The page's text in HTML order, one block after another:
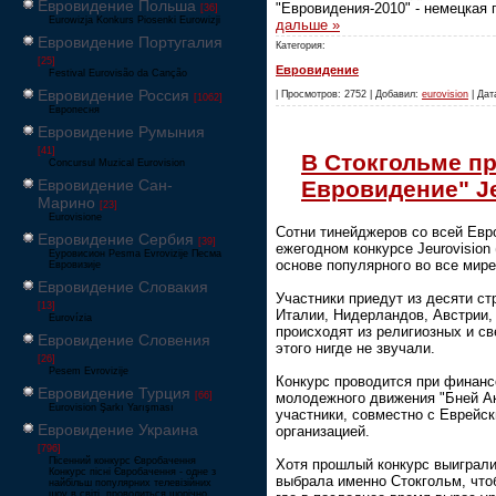
Евровидение Польша [36]
Eurowizja Konkurs Piosenki Eurowizji
Евровидение Португалия
[25]
Festival Eurovisão da Canção
Евровидение Россия [1062]
Европесня
Евровидение Румыния
[41]
Concursul Muzical Eurovision
Евровидение Сан-
Марино [23]
Eurovisione
Евровидение Сербия [39]
Еуровисион Pesma Evrovizije Песма
Евровизије
Евровидение Словакия
[13]
Eurovízia
Евровидение Словения
[26]
Pesem Evrovizije
Евровидение Турция [66]
Eurovision Şarkı Yarışması
Евровидение Украина
[796]
Пісенний конкурс Євробачення
Конкурс пісні Євробачення - одне з
найбільш популярних телевізійних
шоу в світі, проводиться щорічно,
"Евровидения-2010" -
дальше »
Категория:
Евровидение
| Просмотров: 2752 | Добавил: eurovision |
В Стокгольме
Евровидение"
Сотни тинейджеров со всей
ежегодном конкурсе
основе популярного во все
Участники приедут из десяти
Италии, Нидерландов,
происходят из религиозных и
этого нигде не звучали.
Конкурс проводится при
молодежного движения "Бней
участники, совместно с
организацией.
Хотя прошлый конкурс
выбрала именно Стокгольм,